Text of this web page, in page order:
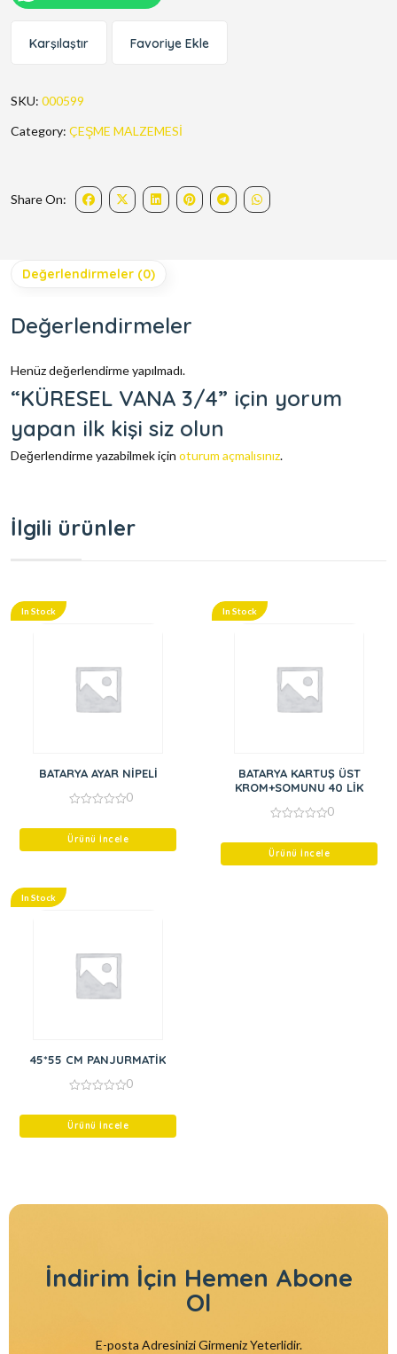
Karşılaştır Favoriye Ekle
SKU: 000599
Category: ÇEŞME MALZEMESİ
Share On:
Değerlendirmeler (0)
Değerlendirmeler
Henüz değerlendirme yapılmadı.
“KÜRESEL VANA 3/4” için yorum
yapan ilk kişi siz olun
Değerlendirme yazabilmek için oturum açmalısınız.
İlgili ürünler
In Stock
BATARYA AYAR NİPELİ
of
0
Ürünü İncele
In Stock
BATARYA KARTUŞ ÜST
KROM+SOMUNU 40 LİK
of
0
Ürünü İncele
In Stock
45*55 CM PANJURMATİK
of
0
Ürünü İncele
İndirim İçin Hemen Abone
Ol
E-posta Adresinizi Girmeniz Yeterlidir.